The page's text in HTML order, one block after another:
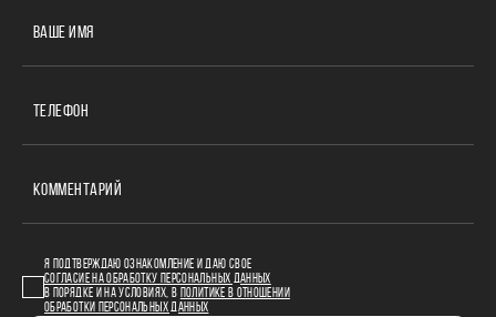
ВАШЕ ИМЯ
ТЕЛЕФОН
КОММЕНТАРИЙ
Я ПОДТВЕРЖДАЮ ОЗНАКОМЛЕНИЕ И ДАЮ СВОЕ
СОГЛАСИЕ НА ОБРАБОТКУ ПЕРСОНАЛЬНЫХ ДАННЫХ
В ПОРЯДКЕ И НА УСЛОВИЯХ, В
ПОЛИТИКЕ В ОТНОШЕНИИ
ОБРАБОТКИ ПЕРСОНАЛЬНЫХ ДАННЫХ